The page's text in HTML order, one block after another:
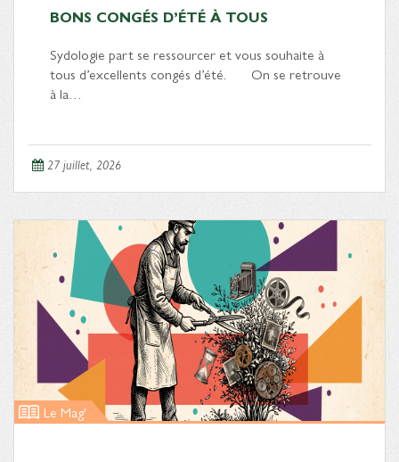
BONS CONGÉS D’ÉTÉ À TOUS
Sydologie part se ressourcer et vous souhaite à
tous d’excellents congés d’été. On se retrouve
à la…
27 juillet, 2026
Le Mag'